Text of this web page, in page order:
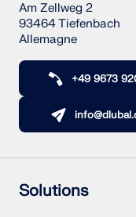
Am Zellweg 2
93464 Tiefenbach
Allemagne
+49 9673
Solutions